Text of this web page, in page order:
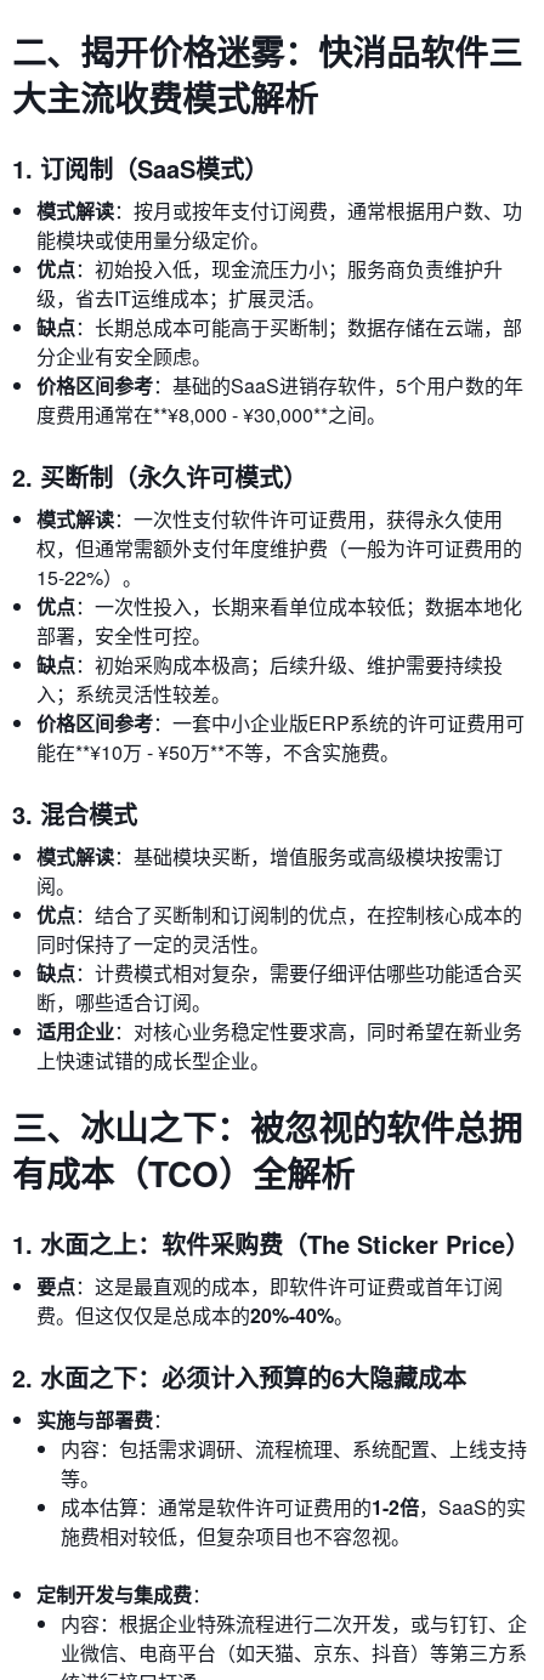
二、揭开价格迷雾：快消品软件三
大主流收费模式解析
1. 订阅制（SaaS模式）
模式解读：按月或按年支付订阅费，通常根据用户数、功
能模块或使用量分级定价。
优点：初始投入低，现金流压力小；服务商负责维护升
级，省去IT运维成本；扩展灵活。
缺点：长期总成本可能高于买断制；数据存储在云端，部
分企业有安全顾虑。
价格区间参考：基础的SaaS进销存软件，5个用户数的年
度费用通常在**¥8,000 - ¥30,000**之间。
2. 买断制（永久许可模式）
模式解读：一次性支付软件许可证费用，获得永久使用
权，但通常需额外支付年度维护费（一般为许可证费用的
15-22%）。
优点：一次性投入，长期来看单位成本较低；数据本地化
部署，安全性可控。
缺点：初始采购成本极高；后续升级、维护需要持续投
入；系统灵活性较差。
价格区间参考：一套中小企业版ERP系统的许可证费用可
能在**¥10万 - ¥50万**不等，不含实施费。
3. 混合模式
模式解读：基础模块买断，增值服务或高级模块按需订
阅。
优点：结合了买断制和订阅制的优点，在控制核心成本的
同时保持了一定的灵活性。
缺点：计费模式相对复杂，需要仔细评估哪些功能适合买
断，哪些适合订阅。
适用企业：对核心业务稳定性要求高，同时希望在新业务
上快速试错的成长型企业。
三、冰山之下：被忽视的软件总拥
有成本（TCO）全解析
1. 水面之上：软件采购费（The Sticker Price）
要点：这是最直观的成本，即软件许可证费或首年订阅
费。但这仅仅是总成本的20%-40%。
2. 水面之下：必须计入预算的6大隐藏成本
实施与部署费：
内容：包括需求调研、流程梳理、系统配置、上线支持
等。
成本估算：通常是软件许可证费用的1-2倍，SaaS的实
施费相对较低，但复杂项目也不容忽视。
定制开发与集成费：
内容：根据企业特殊流程进行二次开发，或与钉钉、企
业微信、电商平台（如天猫、京东、抖音）等第三方系